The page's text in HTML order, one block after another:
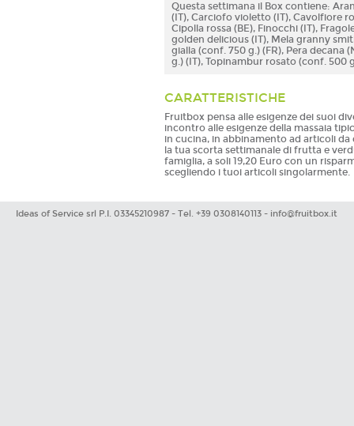
Questa settimana il Box contiene:
(IT), Carciofo violetto (IT), Cavolfiore
Cipolla rossa (BE), Finocchi (IT),
golden delicious (IT), Mela granny
gialla (conf. 750 g.) (FR), Pera decana
g.) (IT), Topinambur rosato (conf. 500
CARATTERISTICHE
Fruitbox pensa alle esigenze dei suoi
incontro alle esigenze della massaia
in cucina, in abbinamento ad articoli
la tua scorta settimanale di frutta e
famiglia, a soli 19,20 Euro con un
scegliendo i tuoi articoli singolarmente.
Ideas of Service srl P.I. 03345210987 - Tel. +39 0308140113 - info@fruitbox.it